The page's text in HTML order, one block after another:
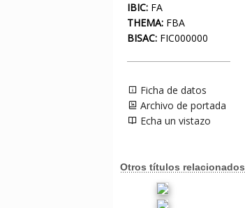
IBIC: FA
THEMA: FBA
BISAC: FIC000000
Ficha de datos
Archivo de portada
Echa un vistazo
Otros títulos relacionados